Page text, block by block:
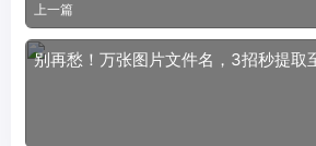
上一篇
别再愁！万张图片文件名，3招秒提取